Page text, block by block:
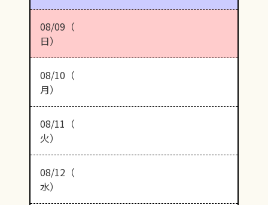
08/09（
日）
08/10（
月）
08/11（
火）
08/12（
水）